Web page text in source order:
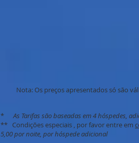
Nota: Os preços apresentados só são
*As Tarifas são baseadas em 4 hóspedes,
** Condições especiais , por favor entre em
5,00 por noite, por hóspede adicional